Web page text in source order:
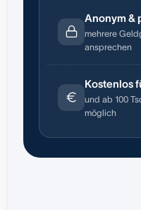
Anonym &
mehrere
ansprechen
Kostenlos
und ab 100
möglich